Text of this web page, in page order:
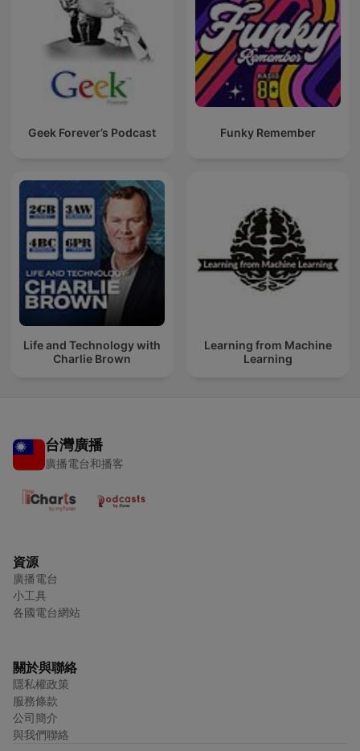
Geek Forever’s Podcast Funky Remember
Life and Technology with
Charlie Brown
Learning from Machine
Learning
台灣廣播
廣播電台和播客
資源
廣播電台
小工具
各國電台網站
關於與聯絡
隱私權政策
服務條款
公司簡介
與我們聯絡